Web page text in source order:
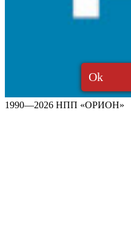
1990—2026 НПП «ОРИОН»
Ok